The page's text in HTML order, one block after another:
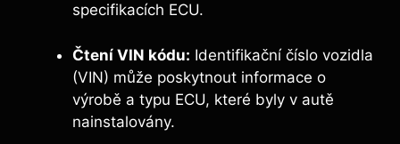
specifikacích ECU.
Čtení VIN kódu: Identifikační číslo vozidla
(VIN) může poskytnout informace o
výrobě a typu ECU, které byly v autě
nainstalovány.